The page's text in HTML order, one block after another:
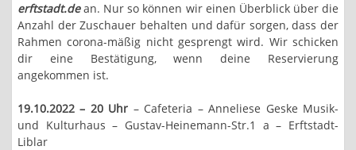
erftstadt.dean. Nur so können wir einen Überblick über die
Anzahl der Zuschauer behalten und dafür sorgen, dass der
Rahmen corona-mäßig nicht gesprengt wird. Wir schicken
dir eine Bestätigung, wenn deine Reservierung
angekommen ist.
19.10.2022 – 20 Uhr – Cafeteria – Anneliese Geske Musik-
und Kulturhaus – Gustav-Heinemann-Str.1 a – Erftstadt-
Liblar